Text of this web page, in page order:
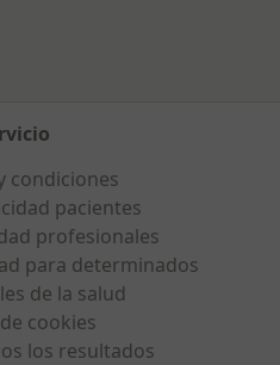
condiciones
pacientes
profesionales
para determinados
de la salud
cookies
los resultados